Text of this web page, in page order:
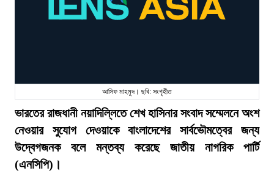
আসিফ মাহমুদ। ছবি: সংগৃহীত
ভারতের রাজধানী নয়াদিল্লিতে শেখ হাসিনার সংবাদ সম্মেলনে অংশ
নেওয়ার সুযোগ দেওয়াকে বাংলাদেশের সার্বভৌমত্বের জন্য
উদ্বেগজনক বলে মন্তব্য করেছে জাতীয় নাগরিক পার্টি
(এনসিপি)।